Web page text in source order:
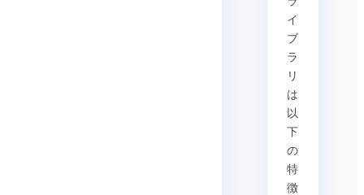
イ
ブ
ラ
リ
は
以
下
の
特
徴